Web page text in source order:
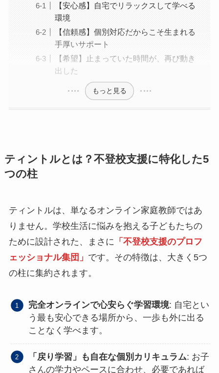
【安心感】自宅でリラックスして学べる
環境
【信頼感】個別対応だからこそ生まれる
手厚いサポート
【希望】止まっていた時間が、再び動き
出した
もっと見る
ティントルとは？不登校支援に特化した5
つの柱
ティントルは、単なるオンライン家庭教師ではあ
りません。学校生活に悩みを抱える子どもたちの
ために設計された、まさに 「不登校支援のプロフ
ェッショナル集団」 です。その特徴は、大きく5つ
の柱に集約されます。
完全オンラインで心安らぐ学習環境: 自宅とい
う最も安心できる場所から、一歩も外に出る
ことなく学べます。
「戻り学習」も自在な個別カリキュラム: お子
さんの学力やペースに合わせ、必要であれば